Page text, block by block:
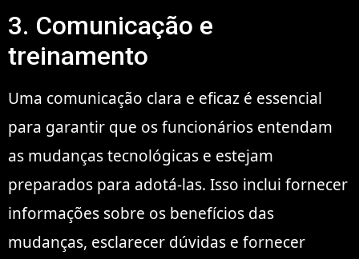
3. Comunicação e
treinamento
Uma comunicação clara e eficaz é essencial
para garantir que os funcionários entendam
as mudanças tecnológicas e estejam
preparados para adotá-las. Isso inclui fornecer
informações sobre os benefícios das
mudanças, esclarecer dúvidas e fornecer